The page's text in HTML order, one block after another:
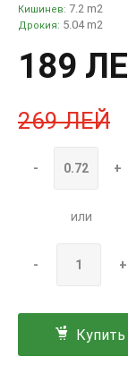
Кишинев: 7.2 m2
Дрокия: 5.04 m2
189
269 ЛЕЙ
- +
или
- +
Купить